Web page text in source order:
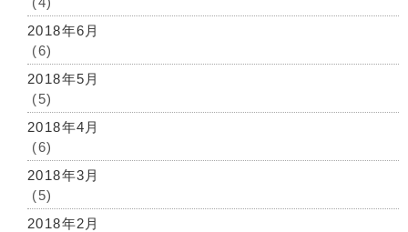
2018年6月
(6)
2018年5月
(5)
2018年4月
(6)
2018年3月
(5)
2018年2月